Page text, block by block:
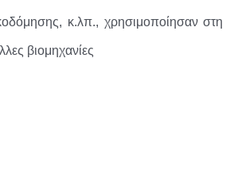
κ.λπ., χρησιμοποίησαν
βιομηχανίες